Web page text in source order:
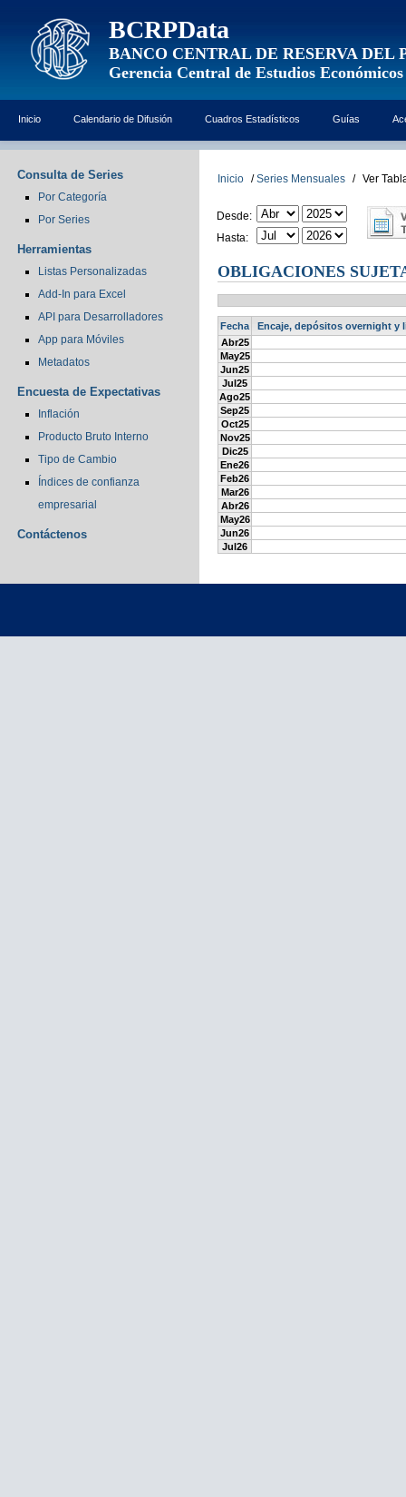
BCRPData
BANCO CENTRAL DE RESERVA DEL
Gerencia Central de Estudios Económicos
Inicio Calendario de Difusión Cuadros Estadísticos Guías
Consulta de Series
Por Categoría
Por Series
Herramientas
Listas Personalizadas
Add-In para Excel
API para Desarrolladores
App para Móviles
Metadatos
Encuesta de Expectativas
Inflación
Producto Bruto Interno
Tipo de Cambio
Índices de confianza
empresarial
Contáctenos
Inicio / Series Mensuales / Ver
Desde:
Hasta:
OBLIGACIONES
Fecha
Encaje, depósitos overnight y
Abr25
May25
Jun25
Jul25
Ago25
Sep25
Oct25
Nov25
Dic25
Ene26
Feb26
Mar26
Abr26
May26
Jun26
Jul26